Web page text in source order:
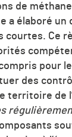
de méthane
a élaboré
courtes. Ce
pour
des
territoire de